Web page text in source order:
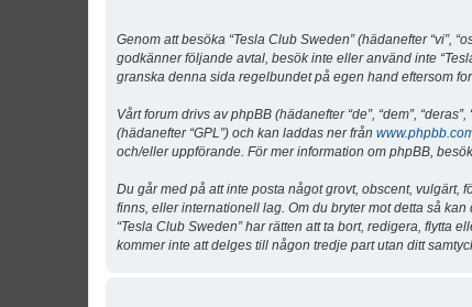
Genom att besöka “Tesla Club Sweden” (hädanefter “vi”,
godkänner följande avtal, besök inte eller använd inte
granska denna sida regelbundet på egen hand eftersom
Vårt forum drivs av phpBB (hädanefter “de”, “dem”,
(hädanefter “GPL”) och kan laddas ner från
och/eller uppförande. För mer information om phpBB,
Du går med på att inte posta något grovt, obscent, vulgärt,
finns, eller internationell lag. Om du bryter mot detta så
“Tesla Club Sweden” har rätten att ta bort, redigera, flytta
kommer inte att delges till någon tredje part utan ditt